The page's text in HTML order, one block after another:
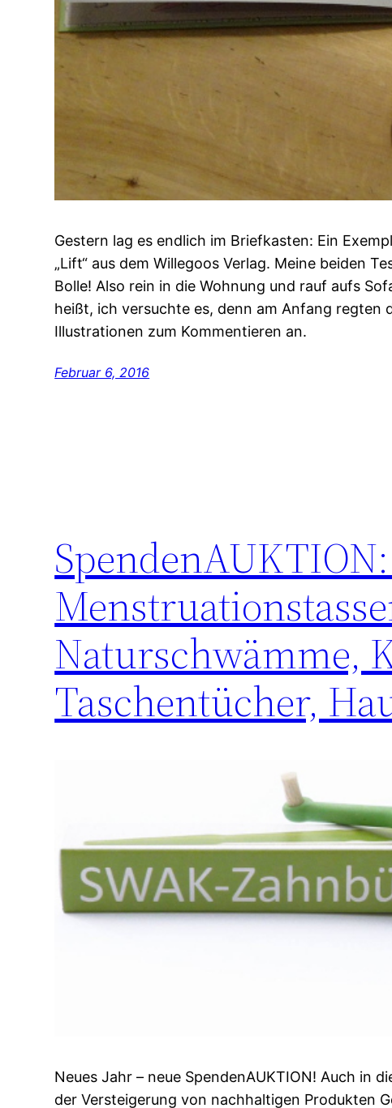
Gestern lag es endlich im Briefkasten: Ein
„Lift“ aus dem Willegoos Verlag. Meine beiden
Bolle! Also rein in die Wohnung und rauf aufs
heißt, ich versuchte es, denn am Anfang regten
Illustrationen zum Kommentieren an.
Februar 6, 2016
Naturschwämme,
Taschentücher,
Neues Jahr – neue SpendenAUKTION! Auch in
der Versteigerung von nachhaltigen Produkten